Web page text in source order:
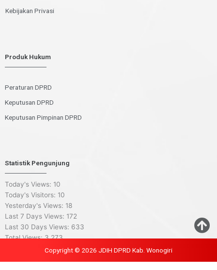
Kebijakan Privasi
Produk Hukum
Peraturan DPRD
Keputusan DPRD
Keputusan Pimpinan DPRD
Statistik Pengunjung
Today's Views: 10
Today's Visitors: 10
Yesterday's Views: 18
Last 7 Days Views: 172
Last 30 Days Views: 633
Total Views:3,273
Copyright © 2026 JDIH DPRD Kab. Wonogiri